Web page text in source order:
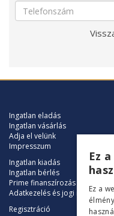
Ingatlan eladás
Ingatlan vásárlás
Adja el velünk
Impresszum
Ingatlan kiadás
Ingatlan bérlés
Prime finanszírozás
Adatkezelés és jogi nyilatkozat
Regisztráció
Ez
Ez a